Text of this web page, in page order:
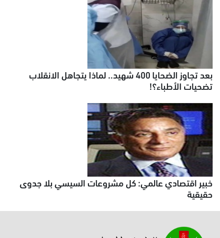
بعد تجاوز الضحايا 400 شهيد.. لماذا يتجاهل الانقلاب
تضحيات الأطباء؟!
خبير اقتصادي عالمي: كل مشروعات السيسي بلا جدوى
حقيقية